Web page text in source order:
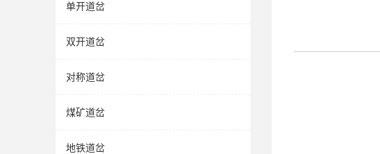
单开道岔
双开道岔
对称道岔
煤矿道岔
地铁道岔